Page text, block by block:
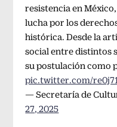
resistencia en
lucha por los
histórica. Desde la
social entre distintos
su postulación como
pic.twitter.com/
— Secretaría de
27, 2025